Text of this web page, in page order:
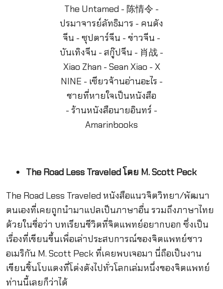
The Road Less Traveled โดย M. Scott Peck
The Road Less Traveled หนังสือแนวจิตวิทยา/พัฒนา
ตนเองที่เคยถูกนำมาแปลเป็นภาษาอื่น รวมถึงภาษาไทย
ด้วยในชื่อว่า บทเรียนชีวิตที่จิตแพทย์อยากบอก ซึ่งเป็น
เรื่องที่เขียนขึ้นเพื่อเล่าประสบการณ์ของจิตแพทย์ชาว
อเมริกัน M. Scott Peck ที่เคยพบเจอมา นี่ถือเป็นงาน
เขียนชิ้นโบแดงที่โด่งดังไปทั่วโลกเล่มหนึ่งของจิตแพทย์
ท่านนี้เลยก็ว่าได้